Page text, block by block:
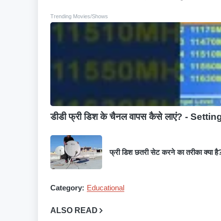
Trending Movies/Shows
डीडी फ्री डिश के चैनल वापस कैसे लाएं? -
फ्री डिश छतरी सेट करने का तरीका क्या
Category: Educational
ALSO READ